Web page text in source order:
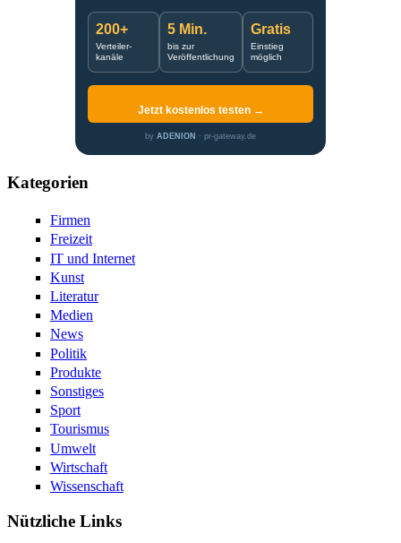
200+
Verteiler-
kanäle
5 Min.
bis zur
Veröffentlichung
Gratis
Einstieg
möglich
Jetzt kostenlos testen →
by ADENION · pr-gateway.de
Kategorien
Firmen
Freizeit
IT und Internet
Kunst
Literatur
Medien
News
Politik
Produkte
Sonstiges
Sport
Tourismus
Umwelt
Wirtschaft
Wissenschaft
Nützliche Links